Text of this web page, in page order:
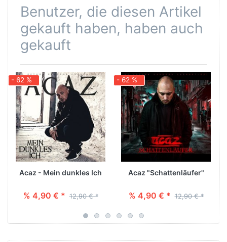
Benutzer, die diesen Artikel
gekauft haben, haben auch
gekauft
- 62 %
Acaz - Mein dunkles Ich
% 4,90 € * 12,90 € *
- 62 %
Acaz "Schattenläufer"
% 4,90 € * 12,90 € *